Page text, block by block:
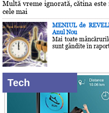
Multă vreme ignorată, cătina
cele mai
MENIUL de
Anul Nou
Mai toate
sunt gândite în
Tech